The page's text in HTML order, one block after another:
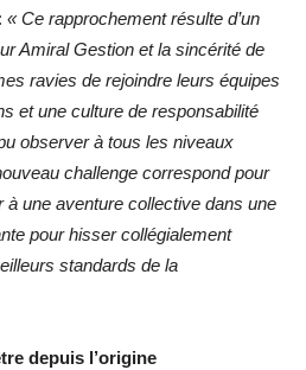
« Ce rapprochement résulte d’un
Amiral Gestion et la sincérité de
ravies de rejoindre leurs équipes
et une culture de responsabilité
observer à tous les niveaux
challenge correspond pour
à une aventure collective dans une
pour hisser collégialement
standards de la
depuis l’origine